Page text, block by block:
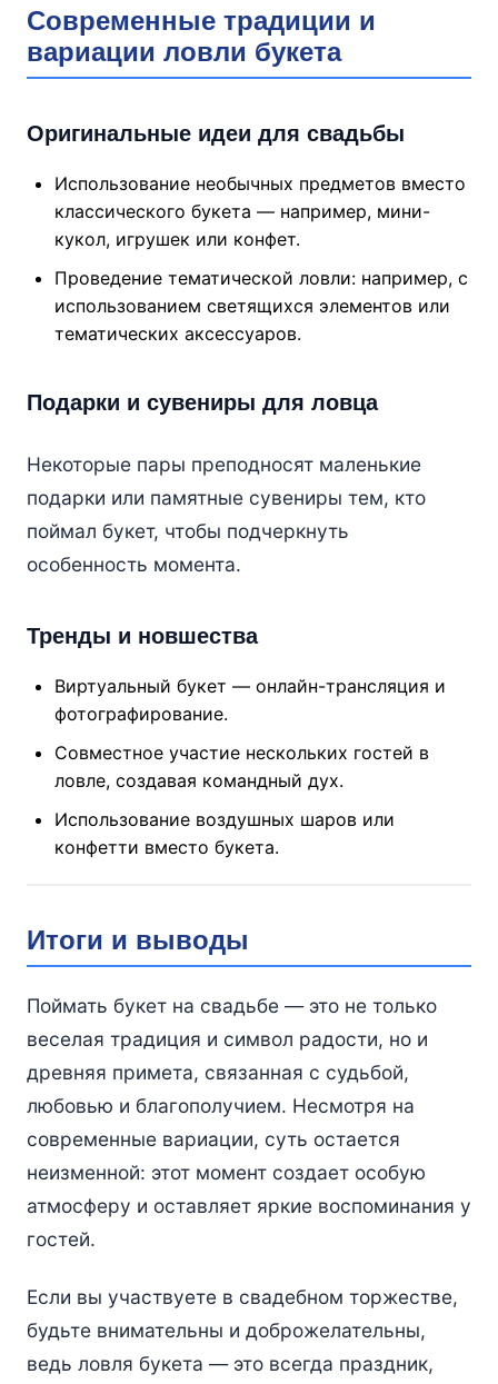
Современные традиции и
вариации ловли букета
Оригинальные идеи для свадьбы
Использование необычных предметов вместо
классического букета — например, мини-
кукол, игрушек или конфет.
Проведение тематической ловли: например, с
использованием светящихся элементов или
тематических аксессуаров.
Подарки и сувениры для ловца
Некоторые пары преподносят маленькие
подарки или памятные сувениры тем, кто
поймал букет, чтобы подчеркнуть
особенность момента.
Тренды и новшества
Виртуальный букет — онлайн-трансляция и
фотографирование.
Совместное участие нескольких гостей в
ловле, создавая командный дух.
Использование воздушных шаров или
конфетти вместо букета.
Итоги и выводы
Поймать букет на свадьбе — это не только
веселая традиция и символ радости, но и
древняя примета, связанная с судьбой,
любовью и благополучием. Несмотря на
современные вариации, суть остается
неизменной: этот момент создает особую
атмосферу и оставляет яркие воспоминания у
гостей.
Если вы участвуете в свадебном торжестве,
будьте внимательны и доброжелательны,
ведь ловля букета — это всегда праздник,